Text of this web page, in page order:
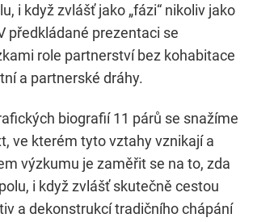
i když zvlášť jako „fázi“ nikoliv jako
předkládané prezentaci se
role partnerství bez kohabitace
a partnerské dráhy.
biografií 11 párů se snažíme
ve kterém tyto vztahy vznikají a
výzkumu je zaměřit se na to, zda
i když zvlášť skutečně cestou
a dekonstrukcí tradičního chápání